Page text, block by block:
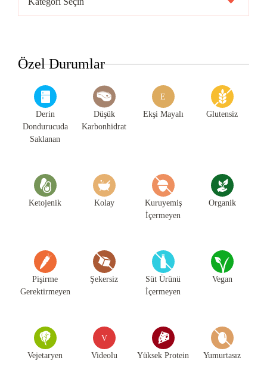
Kategorileri
Özel Durumlar
Derin
Dondurucuda
Saklanan
Düşük
Karbonhidrat
E
Ekşi Mayalı Glutensiz
Ketojenik Kolay
Kuruyemiş
İçermeyen
Organik
Pişirme
Gerektirmeyen
Şekersiz
Süt Ürünü
İçermeyen
Vegan
Vejetaryen
V
Videolu Yüksek Protein Yumurtasız